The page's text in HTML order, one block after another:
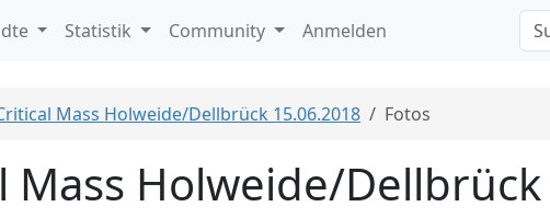
Statistik Community Anmelden
Mass Holweide/Dellbrück 15.06.2018 Fotos
Mass Holweide/Dellbrück